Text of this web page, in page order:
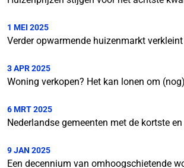
1 MEI 2025
Verder opwarmende huizenmarkt
3 APR 2025
Woning verkopen? Het kan lonen om
6 MRT 2025
Nederlandse gemeenten met de kortste
9 JAN 2025
Een decennium van omhoogschietende